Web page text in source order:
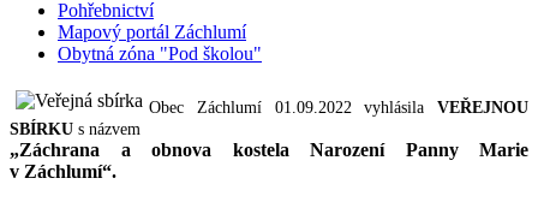
Pohřebnictví
Mapový portál Záchlumí
Obytná zóna "Pod školou"
Obec Záchlumí 01.09.2022 vyhlásila VEŘEJNOU
SBÍRKU s názvem
„Záchrana a obnova kostela Narození Panny Marie
v Záchlumí“.